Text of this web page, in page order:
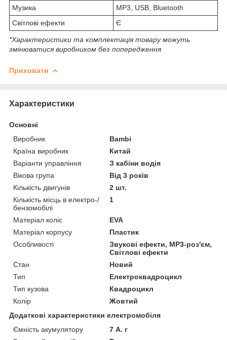
Музика
MP3, USB, Bluetooth
Світлові ефекти
Є
*Характеристики та комплектація товару можуть
змінюватися виробником без попередження
Приховати
Характеристики
Основні
Виробник
Bambi
Країна виробник
Китай
Варіанти управління
З кабіни водія
Вікова група
Від 3 років
Кількість двигунів
2 шт.
Кількість місць в електро-/
бензомобілі
1
Матеріал коліс
EVA
Матеріал корпусу
Пластик
Особливості
Звукові ефекти, MP3-роз'єм,
Світлові ефекти
Стан
Новий
Тип
Електроквадроцикл
Тип кузова
Квадроцикл
Колір
Жовтий
Додаткові характеристики електромобіля
Ємність акумулятору
7 А. г